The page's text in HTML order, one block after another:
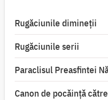
Rugăciunile dimineții
Rugăciunile serii
Paraclisul Preasfintei
Canon de pocăință